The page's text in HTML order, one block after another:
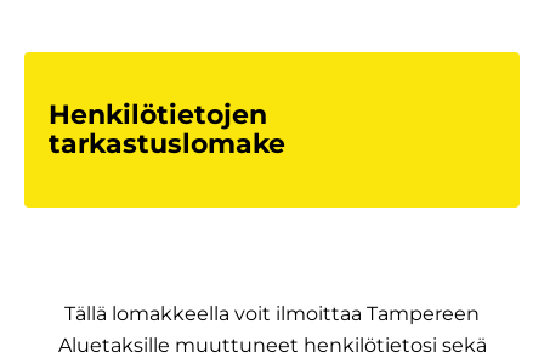
Henkilötietojen
tarkastuslomake
Tällä lomakkeella voit ilmoittaa Tampereen
Aluetaksille muuttuneet henkilötietosi sekä